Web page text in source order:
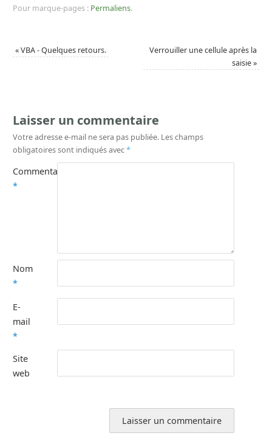
Pour marque-pages : Permaliens.
«VBA - Quelques retours.
Verrouiller une cellule après la
saisie»
Laisser un commentaire
Votre adresse e-mail ne sera pas publiée. Les champs
obligatoires sont indiqués avec*
Commentaire
*
Nom
*
E-
mail
*
Site
web